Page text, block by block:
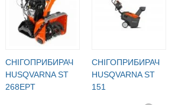
СНІГОПРИБИРАЧ
HUSQVARNA ST
268EPT
СНІГОПРИБИРАЧ
HUSQVARNA ST
151